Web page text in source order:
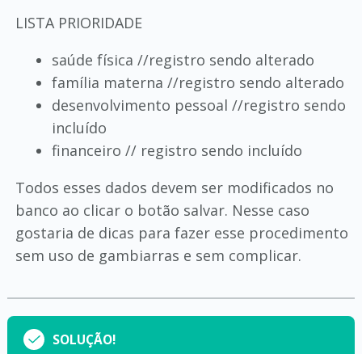
LISTA PRIORIDADE
saúde física //registro sendo alterado
família materna //registro sendo alterado
desenvolvimento pessoal //registro sendo
incluído
financeiro // registro sendo incluído
Todos esses dados devem ser modificados no
banco ao clicar o botão salvar. Nesse caso
gostaria de dicas para fazer esse procedimento
sem uso de gambiarras e sem complicar.
SOLUÇÃO!